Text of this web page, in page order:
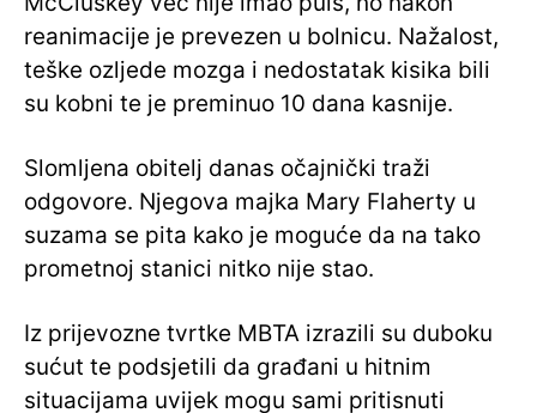
reanimacije je prevezen u bolnicu. Nažalost,
teške ozljede mozga i nedostatak kisika bili
su kobni te je preminuo 10 dana kasnije.
Slomljena obitelj danas očajnički traži
odgovore. Njegova majka Mary Flaherty u
suzama se pita kako je moguće da na tako
prometnoj stanici nitko nije stao.
Iz prijevozne tvrtke MBTA izrazili su duboku
sućut te podsjetili da građani u hitnim
situacijama uvijek mogu sami pritisnuti